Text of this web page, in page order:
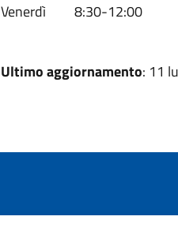
Venerdì 8:30-12:00
Ultimo aggiornamento: 11